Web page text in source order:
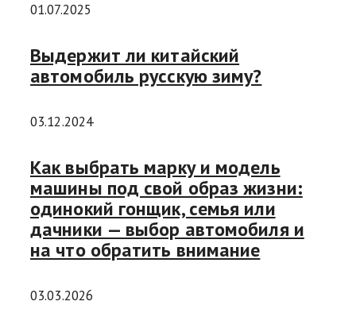
01.07.2025
Выдержит ли китайский
автомобиль русскую зиму?
03.12.2024
Как выбрать марку и модель
машины под свой образ жизни:
одинокий гонщик, семья или
дачники — выбор автомобиля и
на что обратить внимание
03.03.2026